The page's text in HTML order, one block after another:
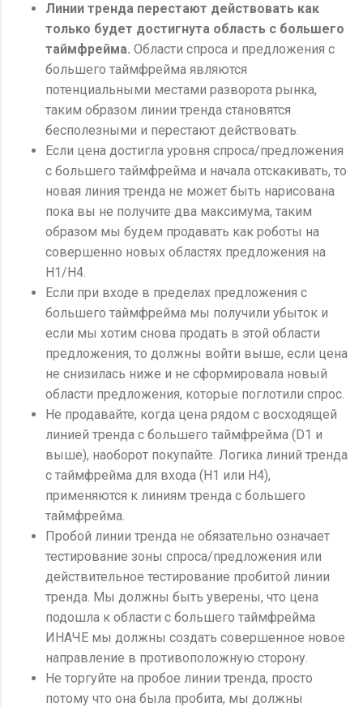
Линии тренда перестают действовать как
только будет достигнута область с большего
таймфрейма. Области спроса и предложения с
большего таймфрейма являются
потенциальными местами разворота рынка,
таким образом линии тренда становятся
бесполезными и перестают действовать.
Если цена достигла уровня спроса/предложения
с большего таймфрейма и начала отскакивать, то
новая линия тренда не может быть нарисована
пока вы не получите два максимума, таким
образом мы будем продавать как роботы на
совершенно новых областях предложения на
Н1/Н4.
Если при входе в пределах предложения с
большего таймфрейма мы получили убыток и
если мы хотим снова продать в этой области
предложения, то должны войти выше, если цена
не снизилась ниже и не сформировала новый
области предложения, которые поглотили спрос.
Не продавайте, когда цена рядом с восходящей
линией тренда с большего таймфрейма (D1 и
выше), наоборот покупайте. Логика линий тренда
с таймфрейма для входа (Н1 или Н4),
применяются к линиям тренда с большего
таймфрейма.
Пробой линии тренда не обязательно означает
тестирование зоны спроса/предложения или
действительное тестирование пробитой линии
тренда. Мы должны быть уверены, что цена
подошла к области с большего таймфрейма
ИНАЧЕ мы должны создать совершенное новое
направление в противоположную сторону.
Не торгуйте на пробое линии тренда, просто
потому что она была пробита, мы должны